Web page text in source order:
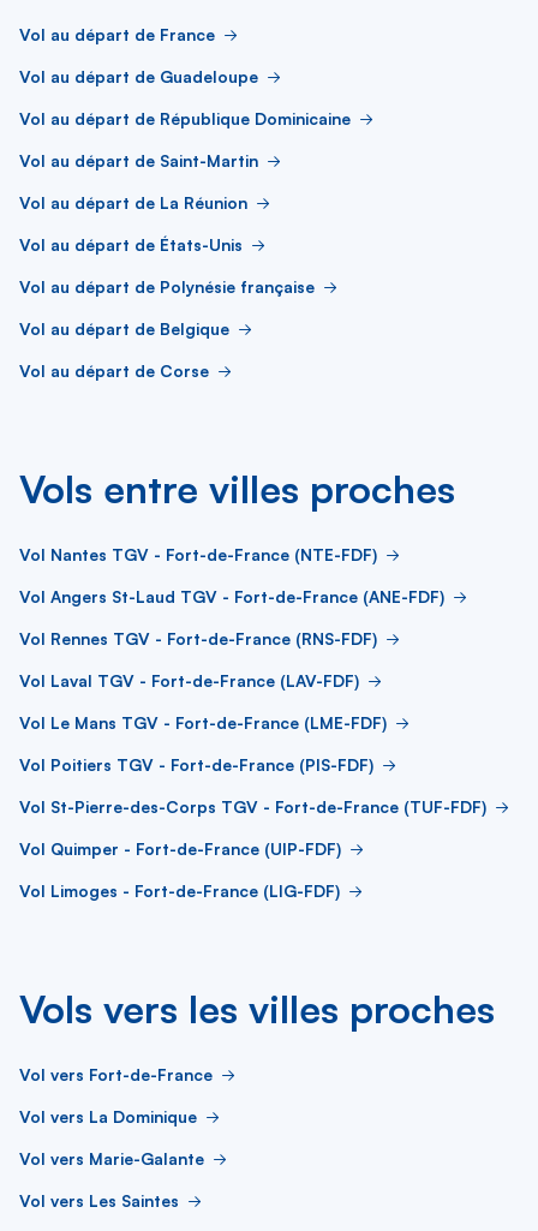
Vol au départ de France
Vol au départ de Guadeloupe
Vol au départ de République Dominicaine
Vol au départ de Saint-Martin
Vol au départ de La Réunion
Vol au départ de États-Unis
Vol au départ de Polynésie française
Vol au départ de Belgique
Vol au départ de Corse
Vols entre villes proches
Vol Nantes TGV - Fort-de-France (NTE-FDF)
Vol Angers St-Laud TGV - Fort-de-France (ANE-FDF)
Vol Rennes TGV - Fort-de-France (RNS-FDF)
Vol Laval TGV - Fort-de-France (LAV-FDF)
Vol Le Mans TGV - Fort-de-France (LME-FDF)
Vol Poitiers TGV - Fort-de-France (PIS-FDF)
Vol St-Pierre-des-Corps TGV - Fort-de-France (TUF-FDF)
Vol Quimper - Fort-de-France (UIP-FDF)
Vol Limoges - Fort-de-France (LIG-FDF)
Vols vers les villes proches
Vol vers Fort-de-France
Vol vers La Dominique
Vol vers Marie-Galante
Vol vers Les Saintes